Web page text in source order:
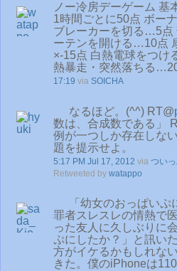
ノー冷房デーゲーム
1時間ごとに50点 ボー
ブレーカーを切る…5
ーテンを開ける…10点
×-15点 白熱電球をつ
熱暴走・突然落ちる
17:19 via SOICHA
なるほど。(^^) RT@
数は、合成数である」
例が一つしか存在しな
題を提示せよ。
5:17 PM Jul 17, 2012 via つい
Retweeted by watappo
「幼女のおっぱい
罪者スレスレの情熱で
った友人に久しぶりに
ぷにしたか？」と訊い
方がイケるかもしれな
きた。僕のiPhoneは